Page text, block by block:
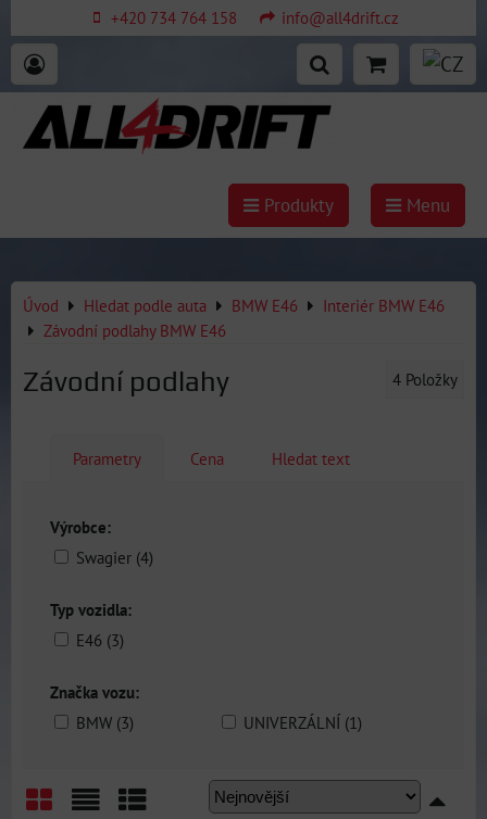
+420 734 764 158 info@all4drift.cz
Produkty Menu
Úvod Hledat podle auta BMW E46
Interiér BMW E46
Závodní podlahy BMW E46
Závodní podlahy 4 Položky
Parametry Cena Hledat text
Výrobce:
Swagier (4)
Typ vozidla:
E46 (3)
Značka vozu:
BMW (3)
UNIVERZÁLNÍ (1)